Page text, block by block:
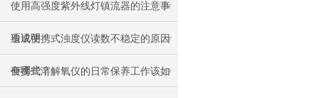
使用高强度紫外线灯镇流器的注意事
项说明
造成便携式浊度仪读数不稳定的原因
有哪些？
便携式溶解氧仪的日常保养工作该如